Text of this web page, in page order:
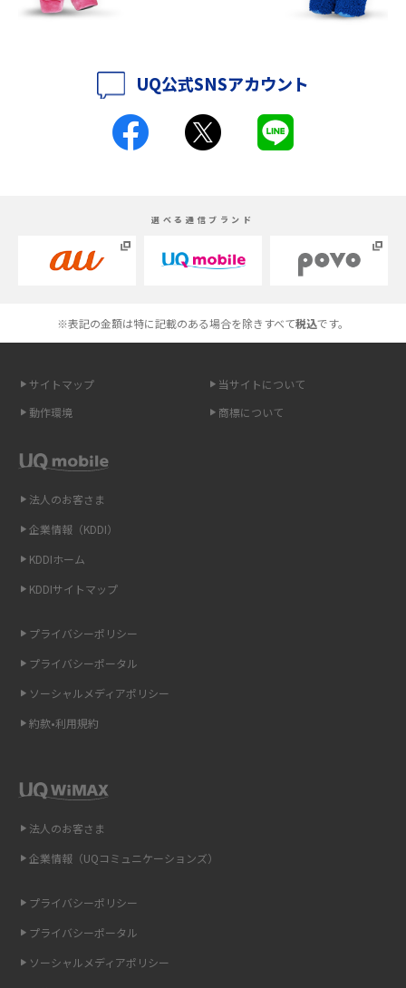
iPhone 16とiPhone 15の違いは？カメラ・スペック・機能を徹底比較
iPhoneの機種変更のやり方は？事前準備・手順やデータ移行方法をわかり
Androidスマホとは？特徴やメリット・デメリット、おススメ機種を紹介
高校生にスマホ制限は必要？所持率やメリット・デメリットを詳しく紹介
トを解説
スマホや携帯端末の通信速度制限とは？回避のコツや解除のタイミング・
LINEの通知がこない時の原因と対処法9選！設定の確認手順も解説
スマホのウィジェットとは？iPhone・Androidの設定方法やおススメを紹
リプライ機能とは？LINE、X（旧Twitter）、Instagram、TikTokで送る方法
インスタのDMの送り方は？便利機能の使い方や注意点をわかりやすく解説
Bluetooth®とは？Wi-Fiとの違いやスマホ・PCとの接続方法を解説
紹介
方法を詳しく解説
UQ公式SNSアカウント
選べる通信ブランド
※表記の金額は特に記載のある場合を除きすべて税込です。
サイトマップ
当サイトについて
動作環境
商標について
法人のお客さま
企業情報（KDDI）
KDDIホーム
KDDIサイトマップ
プライバシーポリシー
プライバシーポータル
ソーシャルメディアポリシー
約款•利用規約
法人のお客さま
企業情報（UQコミュニケーションズ）
プライバシーポリシー
プライバシーポータル
ソーシャルメディアポリシー